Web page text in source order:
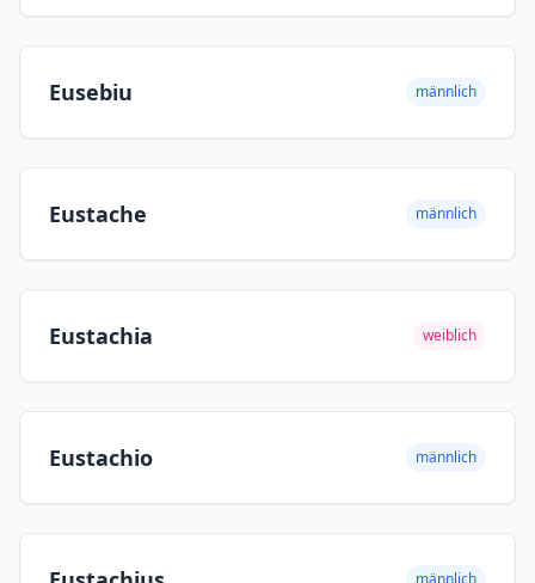
Eusebiu männlich
Eustache männlich
Eustachia weiblich
Eustachio männlich
männlich